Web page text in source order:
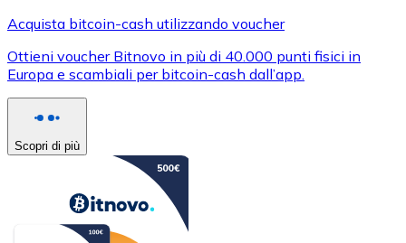
Acquista bitcoin-cash utilizzando voucher
Ottieni voucher Bitnovo in più di 40.000 punti fisici in
Europa e scambiali per bitcoin-cash dall’app.
Scopri di più